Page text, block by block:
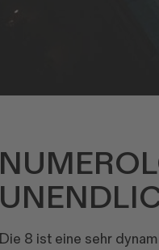
Die 8 ist eine sehr